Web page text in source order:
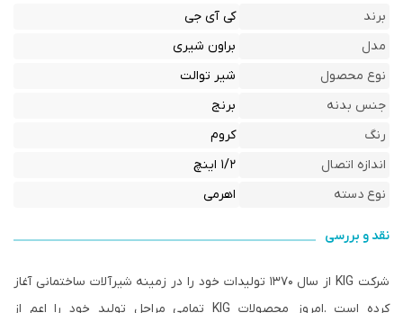
برند
کی آی جی
مدل
براون شیری
نوع محصول
شیر توالت
جنس بدنه
برنج
رنگ
کروم
اندازه اتصال
۱/۲ اینچ
نوع دسته
اهرمی
نقد و بررسی
شرکت KIG از سال ۱۳۷۰ تولیدات خود را در زمینه شیرآلات ساختمانی آغاز
کرده است .امروز محصولات KIG تمامی مراحل تولید خود را اعم از